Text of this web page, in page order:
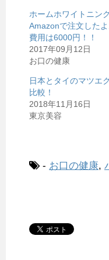
ホームホワイトニン
Amazonで注文したよ
費用は6000円！！
2017年09月12日
お口の健康
日本とタイのマツエ
比較！
2018年11月16日
東京美容
- お口の健康,